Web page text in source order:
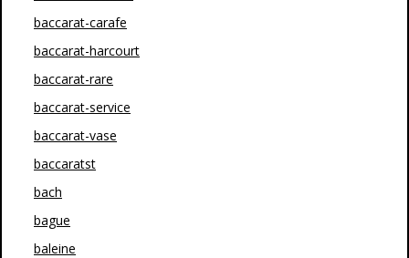
baccarat-carafe
baccarat-harcourt
baccarat-rare
baccarat-service
baccarat-vase
baccaratst
bach
bague
baleine